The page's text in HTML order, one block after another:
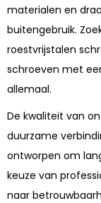
materialen en
buitengebruik.
roestvrijstalen
schroeven met
allemaal.
De kwaliteit van
duurzame
ontworpen om
keuze van
naar